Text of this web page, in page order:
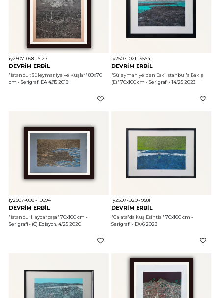
iy2507-098 - 6127
DEVRİM ERBİL
"İstanbul; Süleymaniye ve Kuşlar" 80x70
cm - Serigrafi EA 4//15 2018
iy2507-021 - 9564
DEVRİM ERBİL
"Süleymaniye'den Eski İstanbul'a Bakış
(E)" 70x100 cm - Serigrafi - 14/25 2023
iy2507-008 - 10694
DEVRİM ERBİL
"İstanbul Haydarpaşa" 70x100 cm -
Serigrafi - (C) Edisyon. 4/25 2020
iy2507-020 - 9581
DEVRİM ERBİL
"Galata'da Kuş Esintisi" 70x100 cm -
Serigrafi - EA/6 2023